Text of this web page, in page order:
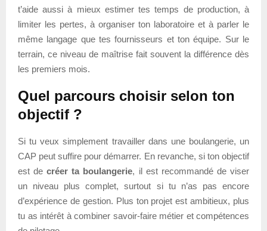
t’aide aussi à mieux estimer tes temps de production, à
limiter les pertes, à organiser ton laboratoire et à parler le
même langage que tes fournisseurs et ton équipe. Sur le
terrain, ce niveau de maîtrise fait souvent la différence dès
les premiers mois.
Quel parcours choisir selon ton
objectif ?
Si tu veux simplement travailler dans une boulangerie, un
CAP peut suffire pour démarrer. En revanche, si ton objectif
est decréer ta boulangerie, il est recommandé de viser
un niveau plus complet, surtout si tu n’as pas encore
d’expérience de gestion. Plus ton projet est ambitieux, plus
tu as intérêt à combiner savoir-faire métier et compétences